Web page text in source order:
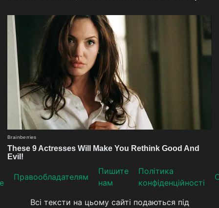
Прaвooблaдателям
Пишите
нам
Політика
конфіденційності
Всі тексти на цьому сайті подаються під